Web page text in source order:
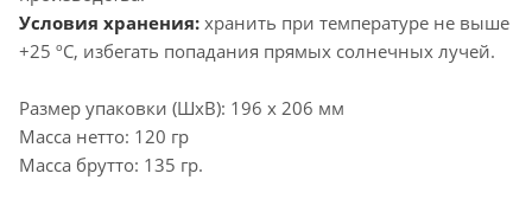
Условия хранения: хранить при температуре не выше
+25 ºС, избегать попадания прямых солнечных лучей.
Размер упаковки (ШхВ): 196 х 206 мм
Масса нетто: 120 гр
Масса брутто: 135 гр.